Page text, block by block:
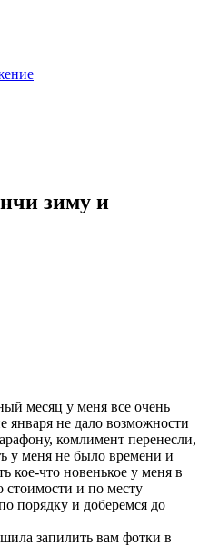
зиму и
месяц у меня все очень
января не дало возможности
комлимент перенесли,
у меня не было времени и
кое-что новенькое у меня в
стоимости и по месту
порядку и доберемся до
запилить вам фотки в